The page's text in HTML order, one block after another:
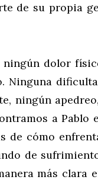
de su propia
ningún dolor
Ninguna
ningún
a
de cómo
de
más clara